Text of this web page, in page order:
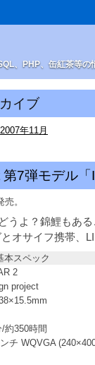
、PHP、缶紅茶等の
イブ
2007年11月
7弾モデル
。
うよ？錦鯉もある
オサイフ携帯、
本スペック
2
project
約350時間
チ WQVGA